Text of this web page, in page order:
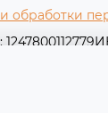
обработки
г.